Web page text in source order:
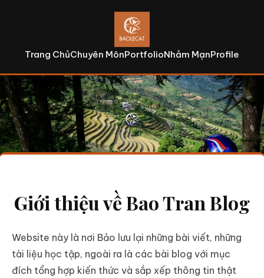
Trang ChủChuyên MônPortfolioNhảm MạnProfile
Giới thiệu về Bao Tran Blog
Website này là nơi Bảo lưu lại những bài viết, những
tài liệu học tập, ngoài ra là các bài blog với mục
đích tổng hợp kiến thức và sắp xếp thông tin thật